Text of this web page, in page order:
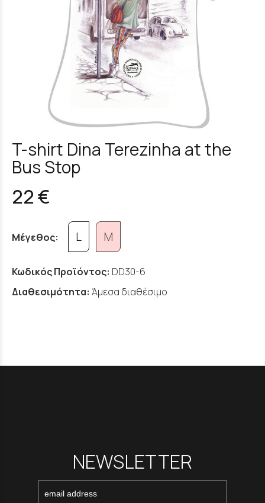
T-shirt Dina Terezinha at the
Bus Stop
22 €
Μέγεθος: L M
Κωδικός Προϊόντος: DD30-6
Διαθεσιμότητα: Άμεσα διαθέσιμο
NEWSLETTER